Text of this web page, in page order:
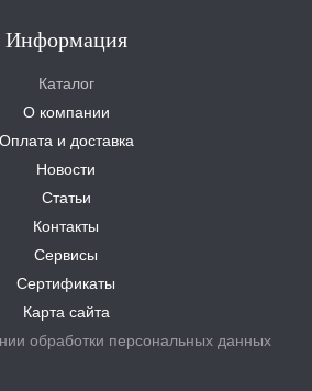
Информация
Каталог
О компании
Оплата и доставка
Новости
Статьи
Контакты
Сервисы
Сертификаты
Карта сайта
обработки персональных данных